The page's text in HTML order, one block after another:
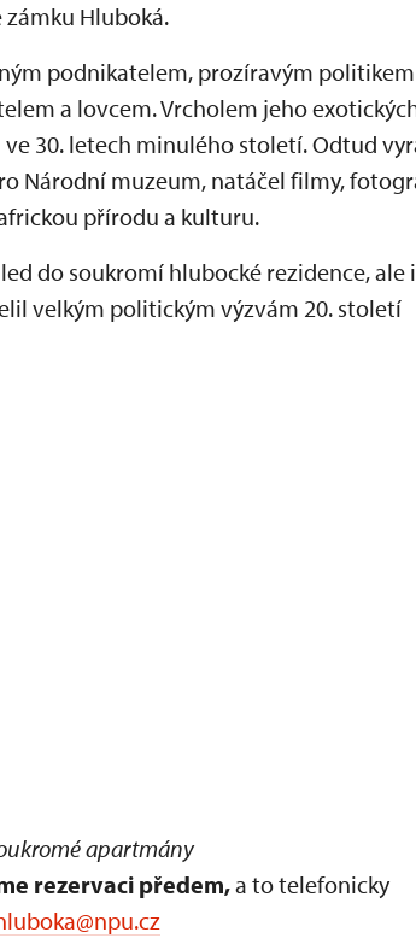
Hluboká.
podnikatelem, prozíravým politikem
a lovcem. Vrcholem jeho
ve 30. letech minulého století. Odtud
Národní muzeum, natáčel filmy,
přírodu a kulturu.
do soukromí hlubocké rezidence, ale
velkým politickým výzvám 20. století
apartmány
rezervaci předem,a to telefonicky